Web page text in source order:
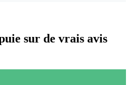
sur de vrais avis